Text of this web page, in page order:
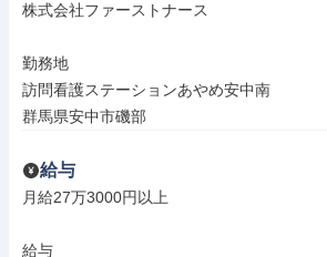
株式会社ファーストナース
勤務地
訪問看護ステーションあやめ安中南
群馬県安中市磯部
給与
月給27万3000円以上
給与